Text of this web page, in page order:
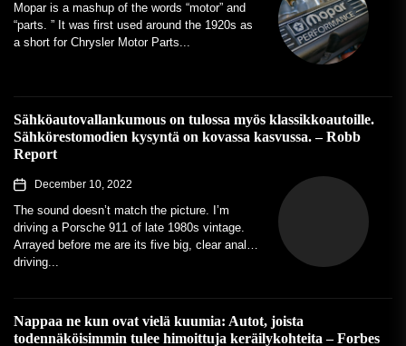
Mopar is a mashup of the words “motor” and
“parts. ” It was first used around the 1920s as
a short for Chrysler Motor Parts...
Sähköautovallankumous on tulossa myös klassikkoautoille.
Sähkörestomodien kysyntä on kovassa kasvussa. – Robb
Report
December 10, 2022
The sound doesn’t match the picture. I’m
driving a Porsche 911 of late 1980s vintage.
Arrayed before me are its five big, clear analog
driving...
Nappaa ne kun ovat vielä kuumia: Autot, joista
todennäköisimmin tulee himoittuja keräilykohteita – Forbes